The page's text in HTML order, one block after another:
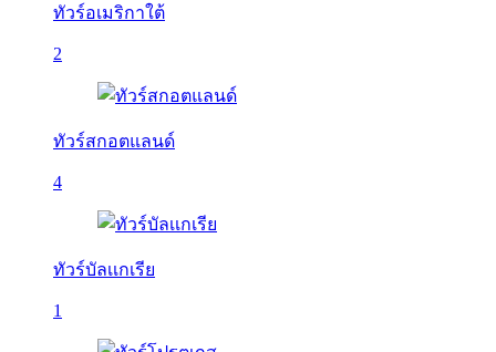
ทัวร์อเมริกาใต้
2
ทัวร์สกอตแลนด์
4
ทัวร์บัลเเกเรีย
1